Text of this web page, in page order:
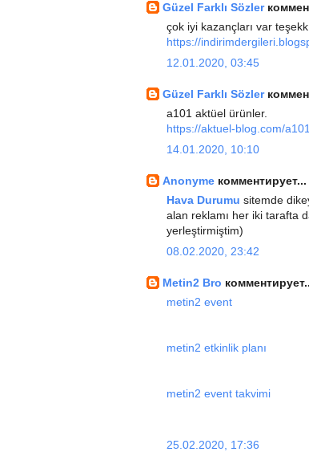
Güzel Farklı Sözler
çok iyi kazançları var
https://
12.01.2020, 03:45
Güzel Farklı Sözler
a101 aktüel ürünler.
https://aktuel-blog.com/
14.01.2020, 10:10
Anonyme комментирует...
Hava Durumu sitemde
alan reklamı her iki tarafta
yerleştirmiştim)
08.02.2020, 23:42
Metin2 Bro
metin2 event
metin2 etkinlik planı
metin2 event takvimi
25.02.2020, 17:36